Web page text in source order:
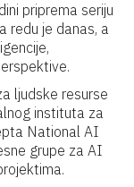
priprema seriju
redu je danas, a
ljudske resurse
instituta za
National AI
grupe za AI